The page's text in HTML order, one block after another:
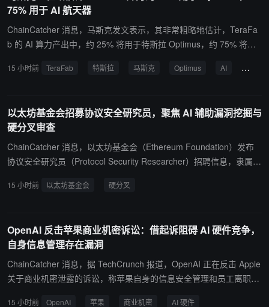
的问题，并利用 AI 探索此前无法实现的新机会。“不要试图比机器人
更努力工作。”近年来，Saylor 推动 Strategy 大规模配置比特币，并
将公司从传统软件企业转型为以比特币为核心资产的上市公司。尽管
动，并持续调整方向。他表示，未来成功的创业者将是能够将 AI 与
75% 用于 AI 航天器
ChainCatcher 消息，马斯克发文表示，其非常粗略地估计，TeraFa
b 的 AI 算力产出中，约 25% 将用于特斯拉 Optimus，约 75% 将用
15 小时前 TeraFab 特斯拉 马斯克 Optimus AI 航天器
以太坊基金会招募协议安全研究员，聚焦 AI 辅助漏洞挖掘与
硬分叉审查
ChainCatcher 消息，以太坊基金会（Ethereum Foundation）发布
协议安全研究员（Protocol Security Researcher）招聘信息，隶属协
环节识别安全漏洞，工作内容涵盖 AI 辅助安全研究与自动化漏洞挖
跃参与协议开发、熟悉执行层或共识层规范的工程师，常用编程语言
包括 Go、Rust、Java、C#、Nim 及 Python，远程办公，面向欧洲
及全球候选人开放。
15 小时前 以太坊基金会 硬分叉
OpenAI 反击苹果商业机密诉讼：借起诉阻碍 AI 硬件竞争，
自身信息管理存在漏洞
ChainCatcher 消息，据 TechCrunch 报道，OpenAI 正在反击 Apple
关于商业机密泄露的诉讼，称苹果自身的信息安全管理和员工离职流
15 小时前 OpenAI 苹果 商业机密 AI 硬件